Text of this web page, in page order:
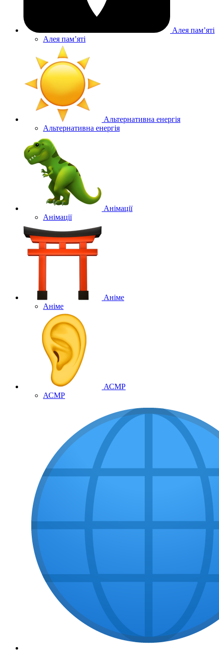
Алея памʼяті
Алея памʼяті
Альтернативна енергія
Альтернативна енергія
Анімації
Анімації
Аніме
Аніме
АСМР
АСМР